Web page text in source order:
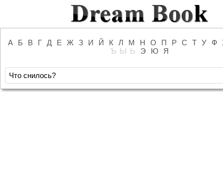
А Б В Г Д Е Ж З И Й К Л М Н О П Р С Т У Ф
Ъ Ы Ь Э Ю Я